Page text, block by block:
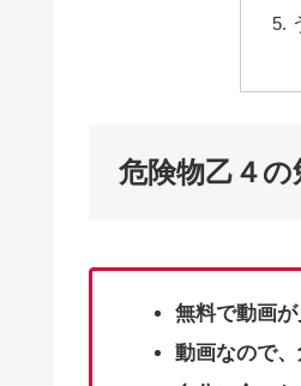
危険物乙４の
無料で動画
動画なので